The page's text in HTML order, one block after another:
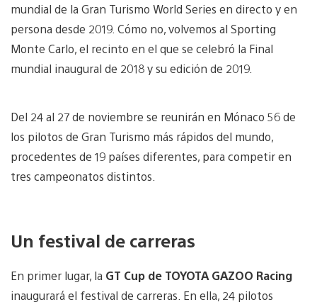
mundial de la Gran Turismo World Series en directo y en
persona desde 2019. Cómo no, volvemos al Sporting
Monte Carlo, el recinto en el que se celebró la Final
mundial inaugural de 2018 y su edición de 2019.
Del 24 al 27 de noviembre se reunirán en Mónaco 56 de
los pilotos de Gran Turismo más rápidos del mundo,
procedentes de 19 países diferentes, para competir en
tres campeonatos distintos.
Un festival de carreras
En primer lugar, la GT Cup de TOYOTA GAZOO Racing
inaugurará el festival de carreras. En ella, 24 pilotos